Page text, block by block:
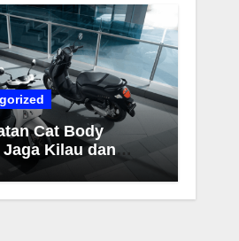
Cat Body
Kilau dan
Tetap Awet